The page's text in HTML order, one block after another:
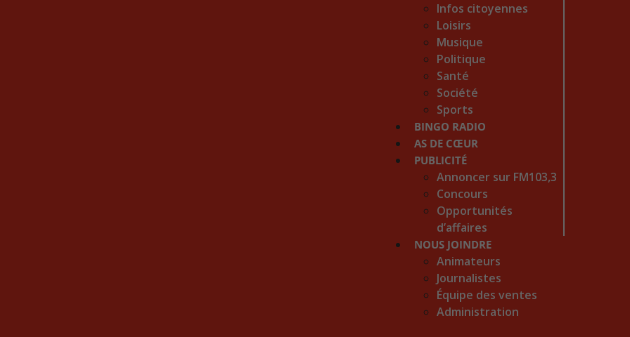
Infos citoyennes
Loisirs
Musique
Politique
Santé
Société
Sports
BINGO RADIO
AS DE CŒUR
PUBLICITÉ
Annoncer sur FM103,3
Concours
Opportunités
d’affaires
NOUS JOINDRE
Animateurs
Journalistes
Équipe des ventes
Administration